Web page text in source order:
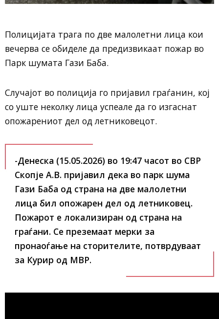
Полицијата трага по две малолетни лица кои
вечерва се обиделе да предизвикаат пожар во
Парк шумата Гази Баба.
Случајот во полиција го пријавил граѓанин, кој
со уште неколку лица успеале да го изгаснат
опожарениот дел од летниковецот.
-Денеска (15.05.2026) во 19:47 часот во СВР
Скопје А.В. пријавил дека во парк шума
Гази Баба од страна на две малолетни
лица бил опожарен дел од летниковец.
Пожарот е локализиран од страна на
граѓани. Се преземаат мерки за
пронаоѓање на сторителите, потврдуваат
за Курир од МВР.